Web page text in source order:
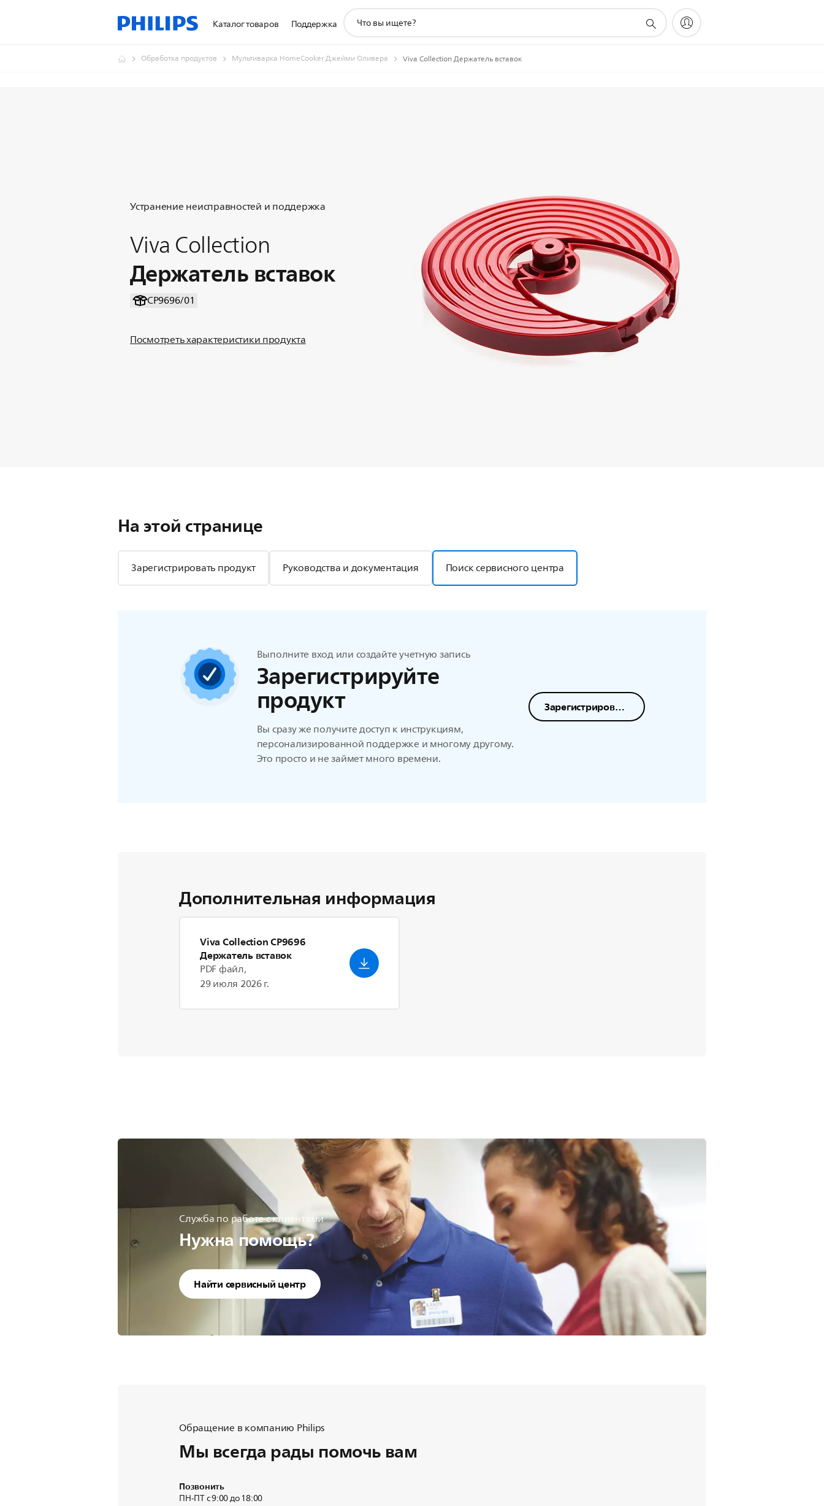
Каталог товаров Поддержка
поддержки
Обработка продуктов Мультиварка HomeCooker Джейми Оливера Viva Collection Держатель вставок
Устранение неисправностей и поддержка
Viva Collection
Держатель вставок
CP9696/01
Посмотреть характеристики продукта
На этой странице
Зарегистрировать продукт Руководства и документация Поиск сервисного центра
Выполните вход или создайте учетную запись
Зарегистрируйте
продукт
Вы сразу же получите доступ к инструкциям,
персонализированной поддержке и многому другому.
Это просто и не займет много времени.
Зарегистрировать
Дополнительная информация
Viva Collection CP9696
Держатель вставок
PDF файл,
29 июля 2026 г.
Служба по работе с клиентами
Нужна помощь?
Найти сервисный центр
Обращение в компанию Philips
Мы всегда рады помочь вам
Позвонить
ПН-ПТ с 9:00 до 18:00